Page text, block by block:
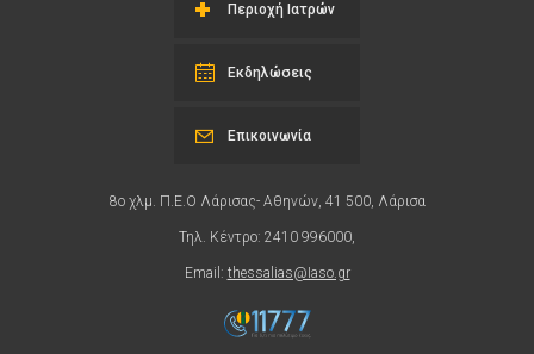
Περιοχή Ιατρών
Εκδηλώσεις
8ο χλμ. Π.Ε.Ο Λάρισας- Αθηνών, 41 500, Λάρισα
Τηλ. Κέντρο: 2410 996000,
Email: thessalias@Iaso.gr
Επικοινωνία